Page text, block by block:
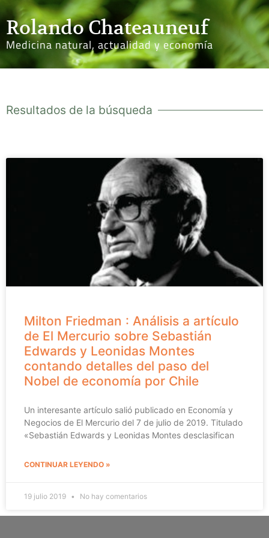
Rolando Chateauneuf
Medicina natural, actualidad y economía
Resultados de la búsqueda
Milton Friedman : Análisis a artículo
de El Mercurio sobre Sebastián
Edwards y Leonidas Montes
contando detalles del paso del
Nobel de economía por Chile
Un interesante artículo salió publicado en Economía y
Negocios de El Mercurio del 7 de julio de 2019. Titulado
«Sebastián Edwards y Leonidas Montes desclasifican
CONTINUAR LEYENDO »
19 julio 2019 No hay comentarios